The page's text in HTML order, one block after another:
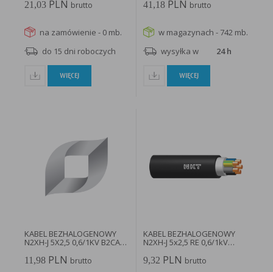
21,03PLN brutto
na zamówienie - 0 mb.
do 15 dni roboczych
WIĘCEJ
41,18 PLN brutto
w magazynach - 742 mb.
wysyłka w
24 h
WIĘCEJ
KABEL BEZHALOGENOWY
N2XH-J 5X2,5 0,6/1KV B2CA-
11,98PLN brutto
KABEL BEZHALOGENOWY
N2XH-J 5x2,5 RE 0,6/1kV
B2ca...
9,32 PLN brutto